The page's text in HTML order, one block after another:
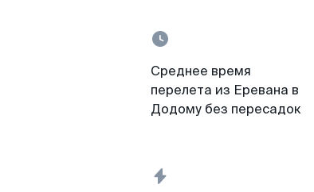
Среднее время
перелета из Еревана в
Додому без пересадок